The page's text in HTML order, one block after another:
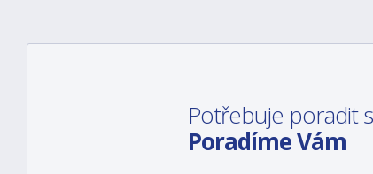
Potřebuje poradit
Poradíme Vám